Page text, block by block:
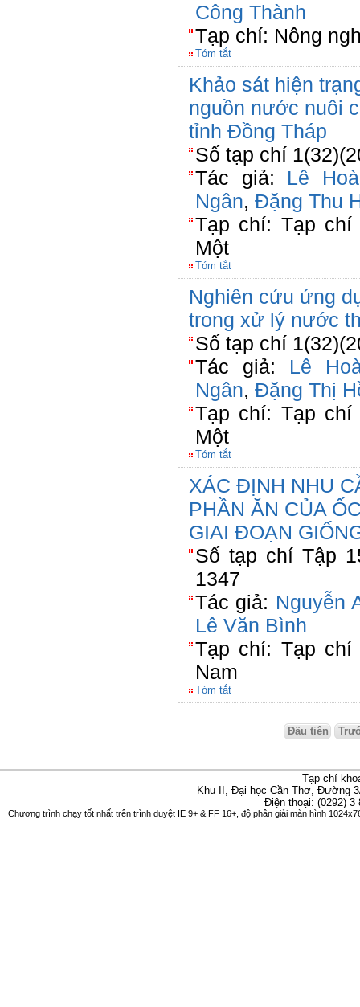
Công Thành
Tạp chí: Nông
Tóm tắt
Khảo sát hiện
nguồn nước nuôi
tỉnh Đồng Tháp
Số tạp chí
Tác giả: Lê
Ngân, Đặng Thu
Tạp chí: Tạp
Một
Tóm tắt
Nghiên cứu ứng
trong xử lý nước
Số tạp chí
Tác giả: Lê
Ngân, Đặng Thị
Tạp chí: Tạp
Một
Tóm tắt
XÁC ĐỊNH NHU
PHẦN ĂN CỦA
GIAI ĐOẠN
Số tạp chí Tập
1347
Tác giả: Nguyễn
Lê Văn Bình
Tạp chí: Tạp chí
Nam
Tóm tắt
Đầu tiên
Tạp chí
Khu II, Đại học Cần Thơ, Đường
Điện thoại: (0292)
Chương trình chạy tốt nhất trên trình duyệt IE 9+ & FF 16+, độ phân giải màn hình